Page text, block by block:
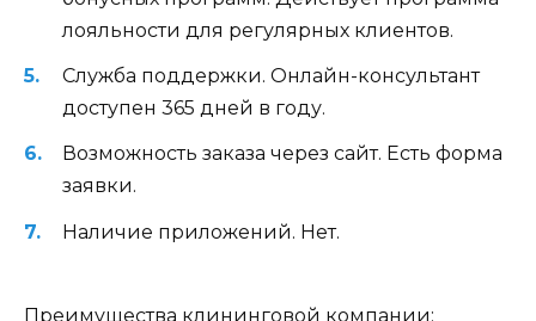
лояльности для регулярных клиентов.
Служба поддержки. Онлайн-консультант
доступен 365 дней в году.
Возможность заказа через сайт. Есть форма
заявки.
Наличие приложений. Нет.
Преимущества клининговой компании: